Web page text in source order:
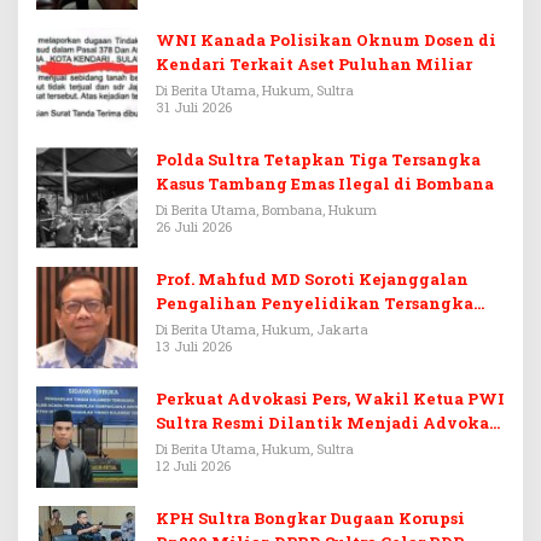
WNI Kanada Polisikan Oknum Dosen di
Kendari Terkait Aset Puluhan Miliar
Di Berita Utama, Hukum, Sultra
31 Juli 2026
Polda Sultra Tetapkan Tiga Tersangka
Kasus Tambang Emas Ilegal di Bombana
Di Berita Utama, Bombana, Hukum
26 Juli 2026
Prof. Mahfud MD Soroti Kejanggalan
Pengalihan Penyelidikan Tersangka
Febrie Adriansyah
Di Berita Utama, Hukum, Jakarta
13 Juli 2026
Perkuat Advokasi Pers, Wakil Ketua PWI
Sultra Resmi Dilantik Menjadi Advokat
PERADI
Di Berita Utama, Hukum, Sultra
12 Juli 2026
KPH Sultra Bongkar Dugaan Korupsi